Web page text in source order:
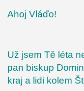
Ahoj Vláďo!
Už jsem Tě léta
pan biskup
kraj a lidi kolem